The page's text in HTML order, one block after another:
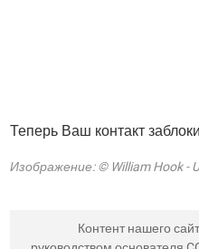
Теперь Ваш контакт
Изображение: © William Hook -
Контент нашего